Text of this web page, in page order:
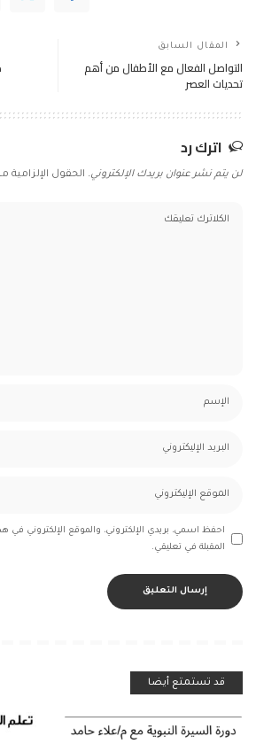
المقال السابق
التواصل الفعال مع الأطفال من أهم
تحديات العصر
اترك رد
لن يتم نشر عنوان بريدك الإلكتروني. الحقول الإلزامية
احفظ اسمي، بريدي الإلكتروني، والموقع الإلكتروني في
المقبلة في تعليقي.
قد تستمتع أيضا